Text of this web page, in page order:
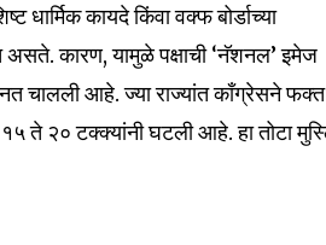
कायदे किंवा वक्फ बोर्डाच्या
असते. कारण, यामुळे पक्षाची ‘नॅशनल’ इमेज
चालली आहे. ज्या राज्यांत काँग्रेसने फक्त
ते २० टक्क्यांनी घटली आहे. हा तोटा